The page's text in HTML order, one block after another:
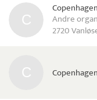
Andre
2720